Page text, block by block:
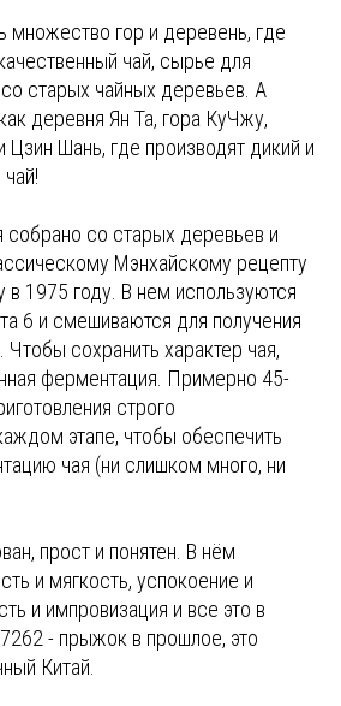
множество гор и деревень, где
чай, сырье для
старых чайных деревьев. А
деревня Ян Та, гора КуЧжу,
Шань, где производят дикий и
собрано со старых деревьев и
Мэнхайскому рецепту
1975 году. В нем используются
6 и смешиваются для получения
Чтобы сохранить характер чая,
ферментация. Примерно 45-
строго
этапе, чтобы обеспечить
чая (ни слишком много, ни
прост и понятен. В нём
и мягкость, успокоение и
и импровизация и все это в
- прыжок в прошлое, это
Китай.